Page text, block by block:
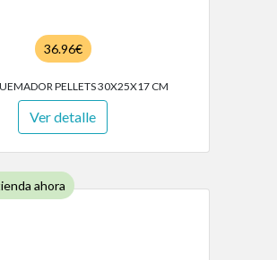
36.96€
PELLETS 30X25X17 CM
Ver detalle
ahora